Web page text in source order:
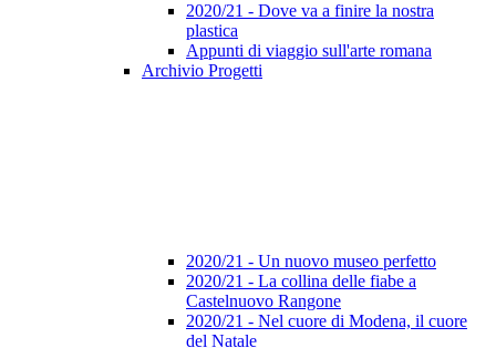
2020/21 - Dove va a finire la nostra
plastica
Appunti di viaggio sull'arte romana
Archivio Progetti
2020/21 - Un nuovo museo perfetto
2020/21 - La collina delle fiabe a
Castelnuovo Rangone
2020/21 - Nel cuore di Modena, il cuore
del Natale